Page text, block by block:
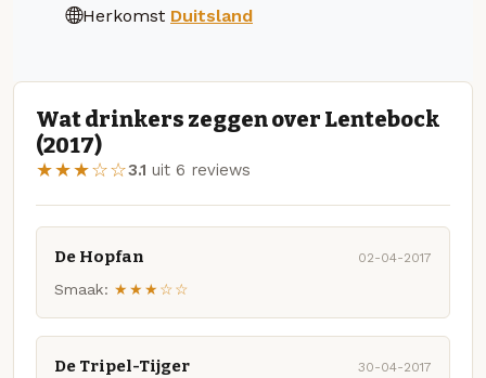
Herkomst Duitsland
Wat drinkers zeggen over Lentebock
(2017)
★★★☆☆3.1 uit 6 reviews
De Hopfan 02-04-2017
Smaak: ★★★☆☆
De Tripel-Tijger 30-04-2017